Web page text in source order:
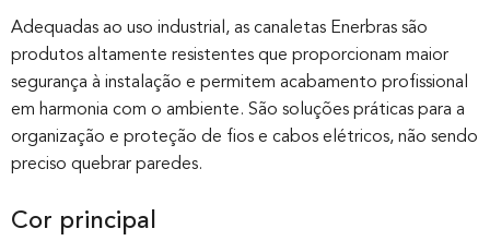
out of 0
based on
customer
rating
Adequadas ao uso industrial, as canaletas Enerbras são
produtos altamente resistentes que proporcionam maior
segurança à instalação e permitem acabamento profissional
em harmonia com o ambiente. São soluções práticas para a
organização e proteção de fios e cabos elétricos, não sendo
preciso quebrar paredes.
Cor principal